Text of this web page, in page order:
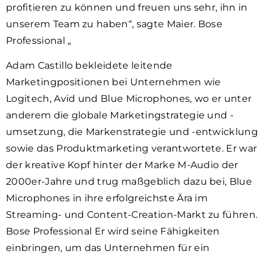
profitieren zu können und freuen uns sehr, ihn in
unserem Team zu haben“, sagte Maier. Bose
Professional „
Adam Castillo bekleidete leitende
Marketingpositionen bei Unternehmen wie
Logitech, Avid und Blue Microphones, wo er unter
anderem die globale Marketingstrategie und -
umsetzung, die Markenstrategie und -entwicklung
sowie das Produktmarketing verantwortete. Er war
der kreative Kopf hinter der Marke M-Audio der
2000er-Jahre und trug maßgeblich dazu bei, Blue
Microphones in ihre erfolgreichste Ära im
Streaming- und Content-Creation-Markt zu führen.
Bose Professional Er wird seine Fähigkeiten
einbringen, um das Unternehmen für ein